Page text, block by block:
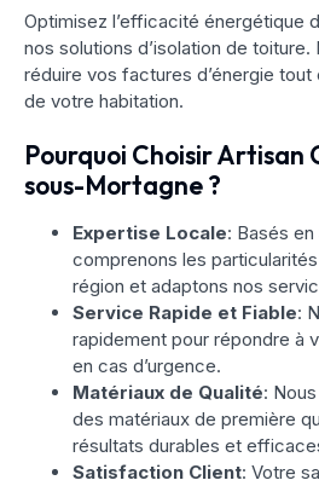
Optimisez l’efficacité énergétique
nos solutions d’isolation de toiture.
réduire vos factures d’énergie
de votre habitation.
Pourquoi Choisir Artisan
sous-Mortagne ?
Expertise Locale: Basés
comprenons les
région et adaptons nos
Service Rapide et Fiable:
rapidement pour répondre à
en cas d’urgence.
Matériaux de Qualité:
des matériaux de première
résultats durables et
Satisfaction Client: Votre